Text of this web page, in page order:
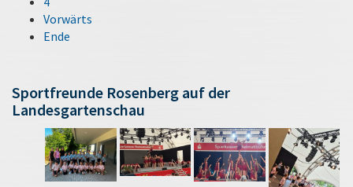
Vorwärts
Ende
Sportfreunde Rosenberg auf der
Landesgartenschau